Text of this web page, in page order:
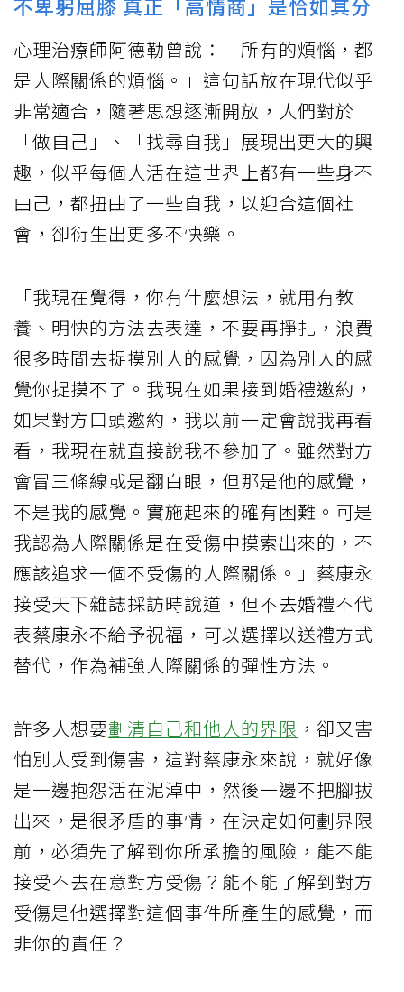
心理治療師阿德勒曾說：「所有的煩惱，都
是人際關係的煩惱。」這句話放在現代似乎
非常適合，隨著思想逐漸開放，人們對於
「做自己」、「找尋自我」展現出更大的興
趣，似乎每個人活在這世界上都有一些身不
由己，都扭曲了一些自我，以迎合這個社
會，卻衍生出更多不快樂。
「我現在覺得，你有什麼想法，就用有教
養、明快的方法去表達，不要再掙扎，浪費
很多時間去捉摸別人的感覺，因為別人的感
覺你捉摸不了。我現在如果接到婚禮邀約，
如果對方口頭邀約，我以前一定會說我再看
看，我現在就直接說我不參加了。雖然對方
會冒三條線或是翻白眼，但那是他的感覺，
不是我的感覺。實施起來的確有困難。可是
我認為人際關係是在受傷中摸索出來的，不
應該追求一個不受傷的人際關係。」蔡康永
接受天下雜誌採訪時說道，但不去婚禮不代
表蔡康永不給予祝福，可以選擇以送禮方式
替代，作為補強人際關係的彈性方法。
許多人想要劃清自己和他人的界限 ，卻又害
怕別人受到傷害，這對蔡康永來說，就好像
是一邊抱怨活在泥淖中，然後一邊不把腳拔
出來，是很矛盾的事情，在決定如何劃界限
前，必須先了解到你所承擔的風險，能不能
接受不去在意對方受傷？能不能了解到對方
受傷是他選擇對這個事件所產生的感覺，而
非你的責任？